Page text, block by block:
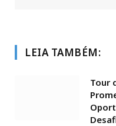
LEIA TAMBÉM:
Tour